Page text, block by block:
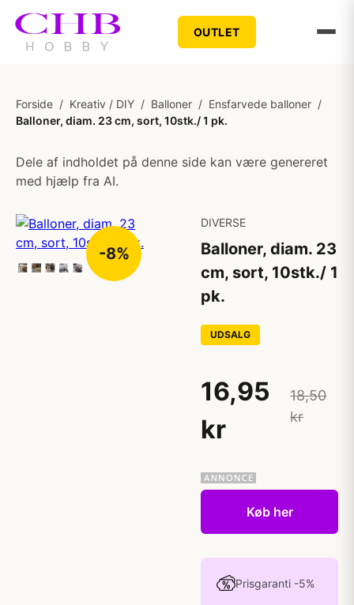
OUTLET
Forside / Kreativ / DIY / Balloner / Ensfarvede balloner /
Balloner, diam. 23 cm, sort, 10stk./ 1 pk.
Dele af indholdet på denne side kan være genereret
med hjælp fra AI.
-8%
DIVERSE
Balloner, diam. 23
cm, sort, 10stk./ 1
pk.
UDSALG
16,95
kr
18,50
kr
Køb her
Prisgaranti -5%